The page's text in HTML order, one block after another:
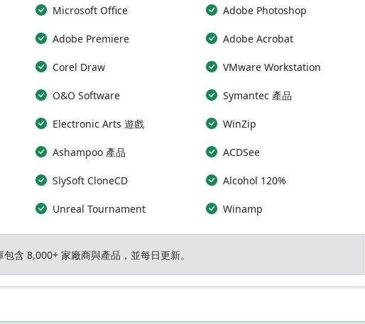
Microsoft Office Adobe Photoshop
Adobe Premiere Adobe Acrobat
Corel Draw VMware Workstation
O&O Software Symantec 產品
Electronic Arts 遊戲 WinZip
Ashampoo 產品 ACDSee
SlySoft CloneCD Alcohol 120%
Unreal Tournament Winamp
含 8,000+ 家廠商與產品，並每日更新。